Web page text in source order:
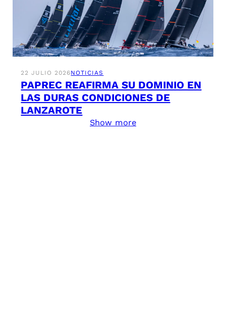
22 JULIO 2026NOTICIAS
PAPREC REAFIRMA SU DOMINIO EN
LAS DURAS CONDICIONES DE
LANZAROTE
Show more